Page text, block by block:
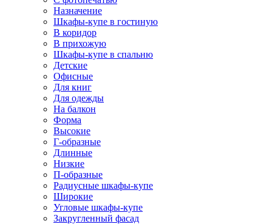
Назначение
Шкафы-купе в гостиную
В коридор
В прихожую
Шкафы-купе в спальню
Детские
Офисные
Для книг
Для одежды
На балкон
Форма
Высокие
Г-образные
Длинные
Низкие
П-образные
Радиусные шкафы-купе
Широкие
Угловые шкафы-купе
Закругленный фасад